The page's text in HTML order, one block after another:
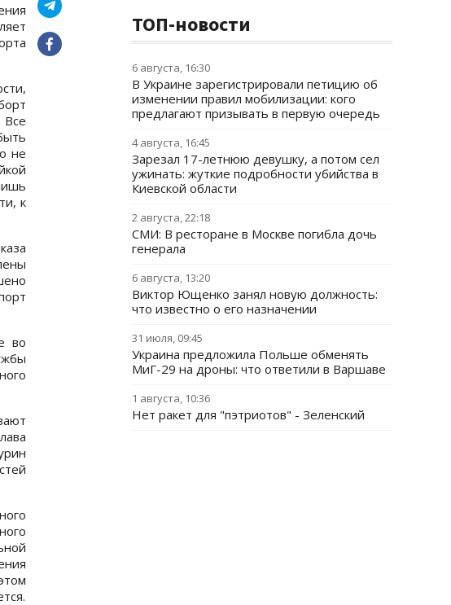
не
к
во
ТОП-новости
6 августа, 16:30
В Украине зарегистрировали петицию об
изменении правил мобилизации: кого
предлагают призывать в первую очередь
4 августа, 16:45
Зарезал 17-летнюю девушку, а потом сел
ужинать: жуткие подробности убийства в
Киевской области
2 августа, 22:18
СМИ: В ресторане в Москве погибла дочь
генерала
6 августа, 13:20
Виктор Ющенко занял новую должность:
что известно о его назначении
31 июля, 09:45
Украина предложила Польше обменять
МиГ-29 на дроны: что ответили в Варшаве
1 августа, 10:36
Нет ракет для "пэтриотов" - Зеленский